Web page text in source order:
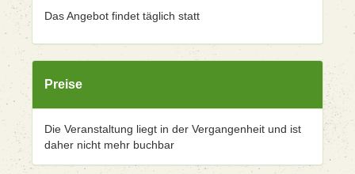
Das Angebot findet täglich statt
Preise
Die Veranstaltung liegt in der Vergangenheit und ist
daher nicht mehr buchbar